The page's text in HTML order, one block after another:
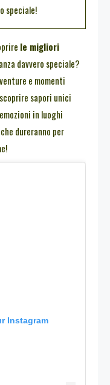
speciale!
le migliori
davvero speciale?
e momenti
sapori unici
in luoghi
dureranno per
Instagram